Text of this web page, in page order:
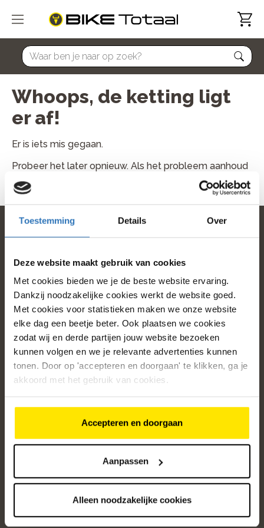
Toestemming Details Over
Deze website maakt gebruik van cookies
Met cookies bieden we je de beste website ervaring.
Dankzij noodzakelijke cookies werkt de website goed.
Met cookies voor statistieken maken we onze website
elke dag een beetje beter. Ook plaatsen we cookies
zodat wij en derde partijen jouw website bezoeken
kunnen volgen en we je relevante advertenties kunnen
tonen. Door op 'accepteren en doorgaan' te klikken, ga je
akkoord met het gebruik van cookies.
Accepteren en doorgaan
Aanpassen
Alleen noodzakelijke cookies
home
Whoops, de ketting ligt
er af!
Er is iets mis gegaan.
Probeer het later opnieuw. Als het probleem aanhoud
neem dan contact met ons op.
home
Populaire categorieën
Onze service
Klantenservice
Over ons
4.8 /5
Altijd op de hoogte van onze acties
Ontvang de beste aanbiedingen en persoonlijk advies.
Aanmelden